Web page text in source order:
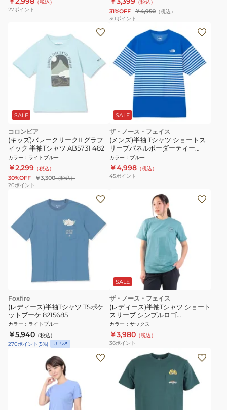
（税込）
27ポイント
（税込）
31%OFF ￥4,950（税込）
30ポイント
SALE
コロンビア
(キッズ)バレークリークII グラフ
ィック 半袖Tシャツ AB5731 482
カラー ： ライトブルー
￥2,299 （税込）
30%OFF ￥3,300（税込）
20ポイント
SALE
ザ・ノース・フェイス
(メンズ)半袖 Tシャツ ショートス
リーブパネルボーダーティー
NT32406 HB ブルー 速乾
カラー ： ブルー
￥4,998 （税込）
45ポイント
Foxfire
(レディース)半袖Tシャツ TSポケ
ットブーケ 8215685
カラー ： ライトブルー
￥5,940 （税込）
270ポイント (5%) UP
SALE
ザ・ノース・フェイス
(レディース)半袖Tシャツ ショート
スリーブ シンプルロゴ
NTW32335X FW ブルー
カラー ： サックス
￥3,980 （税込）
36ポイント